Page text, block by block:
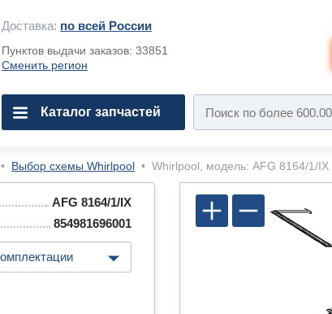
Доставка: по всей России
Пунктов выдачи заказов: 33851
Сменить регион
Каталог запчастей
• Выбор схемы Whirlpool • Whirlpool, модель: AFG 8164/1/IX
AFG 8164/1/IX
854981696001